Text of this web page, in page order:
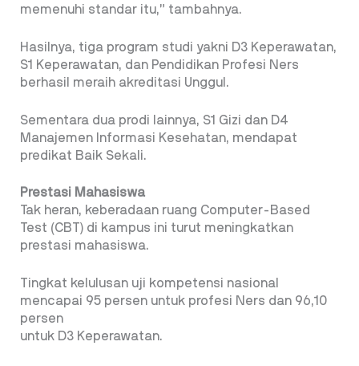
memenuhi standar itu,” tambahnya.
Hasilnya, tiga program studi yakni D3 Keperawatan,
S1 Keperawatan, dan Pendidikan Profesi Ners
berhasil meraih akreditasi Unggul.
Sementara dua prodi lainnya, S1 Gizi dan D4
Manajemen Informasi Kesehatan, mendapat
predikat Baik Sekali.
Prestasi Mahasiswa
Tak heran, keberadaan ruang Computer-Based
Test (CBT) di kampus ini turut meningkatkan
prestasi mahasiswa.
Tingkat kelulusan uji kompetensi nasional
mencapai 95 persen untuk profesi Ners dan 96,10
persen
untuk D3 Keperawatan.